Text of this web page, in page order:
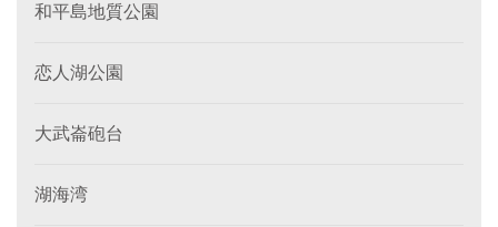
和平島地質公園
恋人湖公園
大武崙砲台
湖海湾